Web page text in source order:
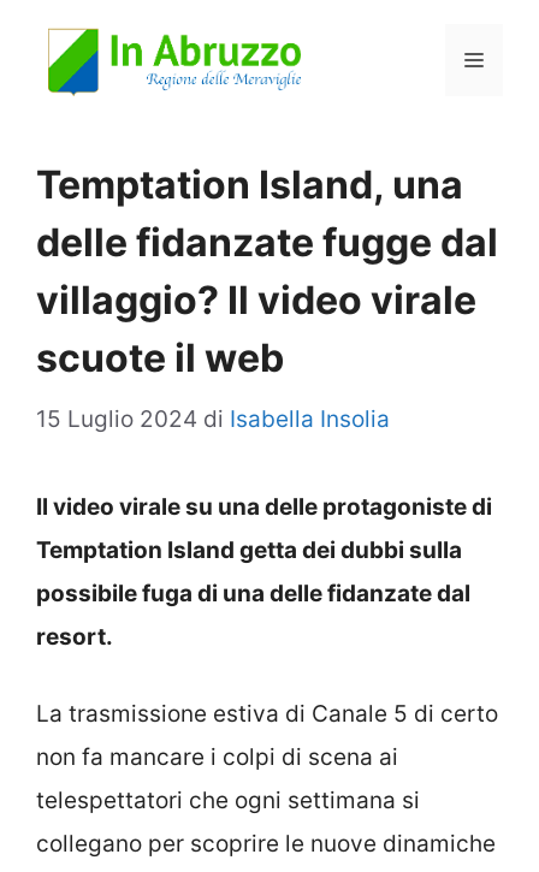
Menu
Temptation Island, una
delle fidanzate fugge dal
villaggio? Il video virale
scuote il web
15 Luglio 2024 di Isabella Insolia
Il video virale su una delle protagoniste di
Temptation Island getta dei dubbi sulla
possibile fuga di una delle fidanzate dal
resort.
La trasmissione estiva di Canale 5 di certo
non fa mancare i colpi di scena ai
telespettatori che ogni settimana si
collegano per scoprire le nuove dinamiche